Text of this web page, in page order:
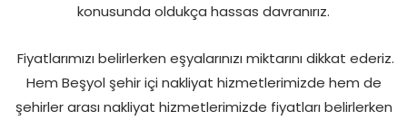
konusunda oldukça hassas davranırız.
Fiyatlarımızı belirlerken eşyalarınızı miktarını dikkat ederiz.
Hem Beşyol şehir içi nakliyat hizmetlerimizde hem de
şehirler arası nakliyat hizmetlerimizde fiyatları belirlerken